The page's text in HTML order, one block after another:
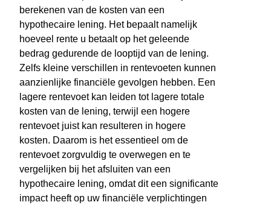
berekenen van de kosten van een
hypothecaire lening. Het bepaalt namelijk
hoeveel rente u betaalt op het geleende
bedrag gedurende de looptijd van de lening.
Zelfs kleine verschillen in rentevoeten kunnen
aanzienlijke financiële gevolgen hebben. Een
lagere rentevoet kan leiden tot lagere totale
kosten van de lening, terwijl een hogere
rentevoet juist kan resulteren in hogere
kosten. Daarom is het essentieel om de
rentevoet zorgvuldig te overwegen en te
vergelijken bij het afsluiten van een
hypothecaire lening, omdat dit een significante
impact heeft op uw financiële verplichtingen